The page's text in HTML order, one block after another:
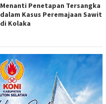
Menanti Penetapan Tersangka
dalam Kasus Peremajaan Sawit
di Kolaka